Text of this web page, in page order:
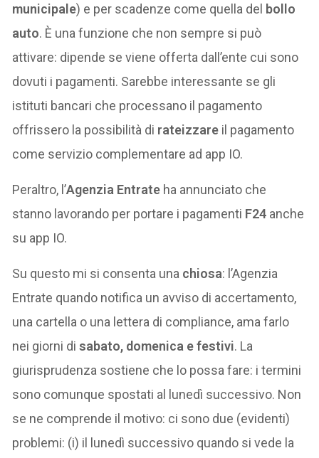
municipale) e per scadenze come quella del bollo
auto. È una funzione che non sempre si può
attivare: dipende se viene offerta dall’ente cui sono
dovuti i pagamenti. Sarebbe interessante se gli
istituti bancari che processano il pagamento
offrissero la possibilità di rateizzare il pagamento
come servizio complementare ad app IO.
Peraltro, l’Agenzia Entrate ha annunciato che
stanno lavorando per portare i pagamenti F24 anche
su app IO.
Su questo mi si consenta una chiosa: l’Agenzia
Entrate quando notifica un avviso di accertamento,
una cartella o una lettera di compliance, ama farlo
nei giorni disabato, domenica e festivi. La
giurisprudenza sostiene che lo possa fare: i termini
sono comunque spostati al lunedì successivo. Non
se ne comprende il motivo: ci sono due (evidenti)
problemi: (i) il lunedì successivo quando si vede la